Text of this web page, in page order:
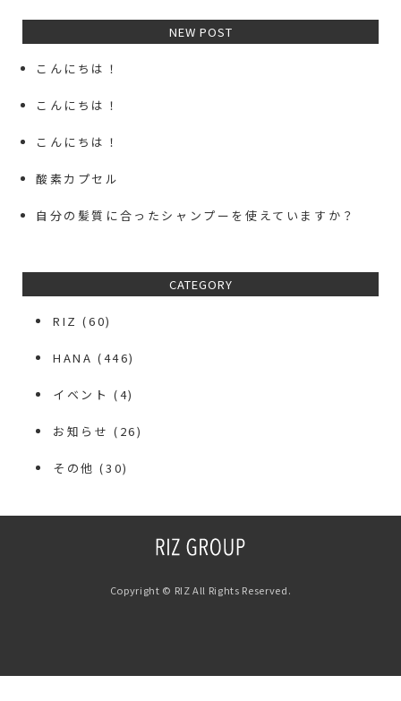
NEW POST
こんにちは！
こんにちは！
こんにちは！
酸素カプセル
自分の髪質に合ったシャンプーを使えていますか？
CATEGORY
RIZ (60)
HANA (446)
イベント (4)
お知らせ (26)
その他 (30)
Copyright © RIZ All Rights Reserved.